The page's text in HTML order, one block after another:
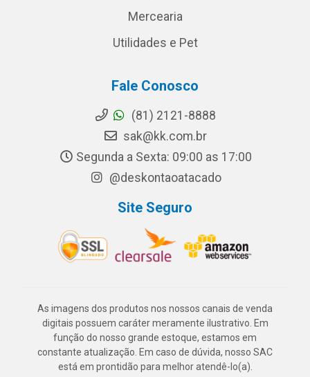
Mercearia
Utilidades e Pet
Fale Conosco
(81) 2121-8888
sak@kk.com.br
Segunda a Sexta: 09:00 as 17:00
@deskontaoatacado
Site Seguro
As imagens dos produtos nos nossos canais de venda
digitais possuem caráter meramente ilustrativo. Em
função do nosso grande estoque, estamos em
constante atualização. Em caso de dúvida, nosso SAC
está em prontidão para melhor atendê-lo(a).